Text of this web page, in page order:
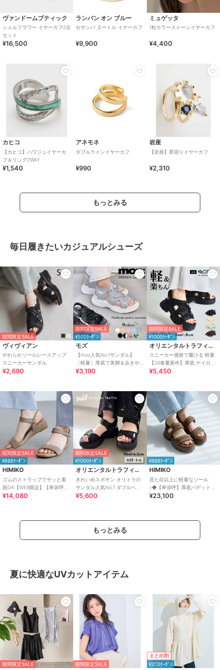
ヴァンドームブティック
シェルフラワー イヤーカフ2点
セット
¥16,500
ランバン オン ブルー
セサンパ ヌートル イヤーカフ
¥9,900
ミュゲッタ
1粒カラーストーンイヤーカフ
¥4,400
カヒコ
【カヒコ】ハワジュイヤーカ
フ＆リング2WAY
¥1,540
アネモネ
ダブルラインイヤーカフ
¥990
岩座
【岩座】星宿りイヤーカフ
¥2,310
もっとみる
毎日履きたいカジュアルシューズ
期間限定SALE
ヴィヴィアン
やわらかソールレースアップ
スニーカーサンダル
¥2,690
期間限定SALE
¥500ｸｰﾎﾟﾝ
モズ
【moz人気No.1サンダル】
〔軽量〕厚底で美脚＆歩きや
すい！疲れにくいフィット感
¥3,190
期間限定SALE
¥1000ｸｰﾎﾟﾝ
オリエンタルトラフィック
スニーカー感覚で履ける 軽量
【26春夏新作】厚底 ナイロン
スポーツサンダル /OT3232
¥5,450
期間限定SALE
¥888ｸｰﾎﾟﾝ
HIMIKO
ゴムのストラップでサッと着
脱OK【WEB限定】【卑弥呼
26SS】ゴムストラップサンダ
¥14,080
期間限定SALE
¥1000ｸｰﾎﾟﾝ
オリエンタルトラフィック
きれいめスポサン オリトラの
サンダル人気No.1 ダブルベル
ト スポーツサンダル /42207
¥5,600
¥888ｸｰﾎﾟﾝ
HIMIKO
見た目以上に軽量なソール
♪◆【卑弥呼】厚底パデットサ
ンダル/661201
¥23,100
もっとみる
夏に快適なUVカットアイテム
期間限定SALE 期間限定SALE
まとめ割
¥200ｸｰﾎﾟﾝ